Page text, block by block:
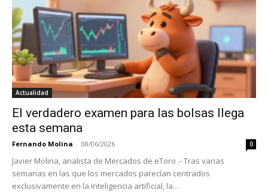
Actualidad
El verdadero examen para las bolsas llega
esta semana
Fernando Molina - 08/06/2026 0
Javier Molina, analista de Mercados de eToro .- Tras varias
semanas en las que los mercados parecían centrados
exclusivamente en la inteligencia artificial, la...